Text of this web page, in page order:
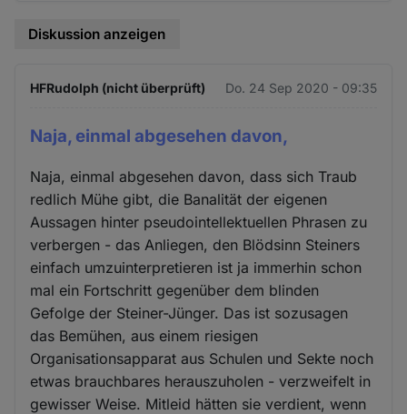
Diskussion anzeigen
HFRudolph (nicht überprüft) Do. 24 Sep 2020 - 09:35
Naja, einmal abgesehen davon,
Naja, einmal abgesehen davon, dass sich Traub
redlich Mühe gibt, die Banalität der eigenen
Aussagen hinter pseudointellektuellen Phrasen zu
verbergen - das Anliegen, den Blödsinn Steiners
einfach umzuinterpretieren ist ja immerhin schon
mal ein Fortschritt gegenüber dem blinden
Gefolge der Steiner-Jünger. Das ist sozusagen
das Bemühen, aus einem riesigen
Organisationsapparat aus Schulen und Sekte noch
etwas brauchbares herauszuholen - verzweifelt in
gewisser Weise. Mitleid hätten sie verdient, wenn